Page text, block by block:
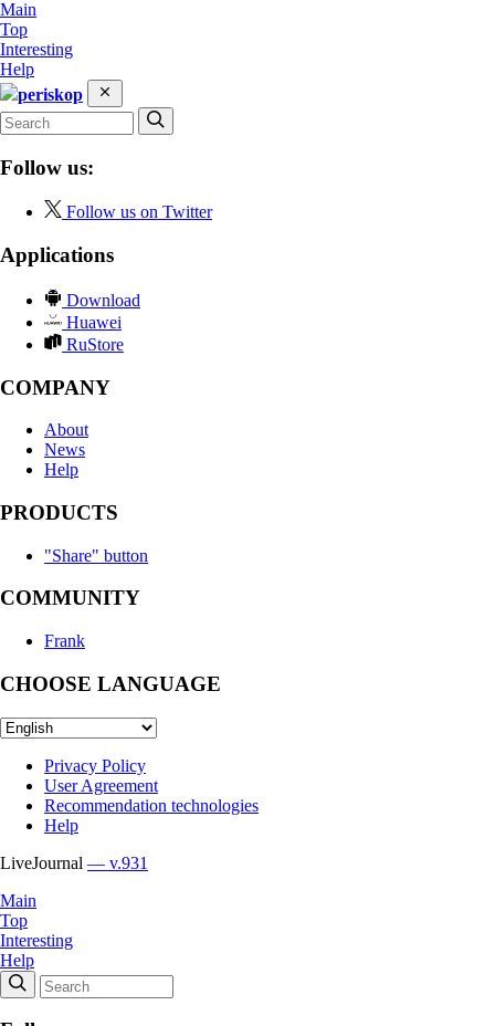
Main
Top
Interesting
Help
periskop
Follow us:
Follow us on Twitter
Applications
Download
Huawei
RuStore
COMPANY
About
News
Help
PRODUCTS
"Share" button
COMMUNITY
Frank
CHOOSE LANGUAGE
Privacy Policy
User Agreement
Recommendation technologies
Help
LiveJournal — v.931
Main
Top
Interesting
Help